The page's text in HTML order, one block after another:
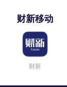
财新移动
财新